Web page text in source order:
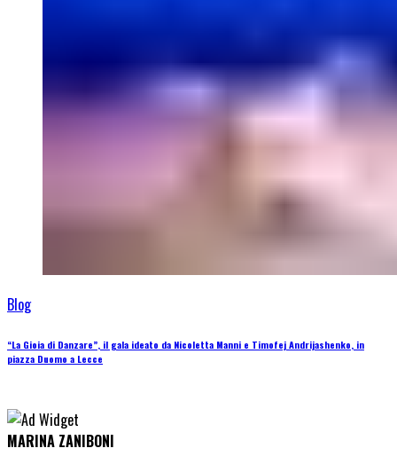
Blog
“La Gioia di Danzare”, il gala ideato da Nicoletta Manni e Timofej Andrijashenko, in
piazza Duomo a Lecce
MARINA ZANIBONI